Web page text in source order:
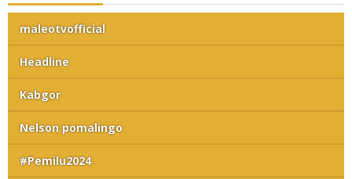
maleotvofficial
Headline
Kabgor
Nelson pomalingo
#Pemilu2024